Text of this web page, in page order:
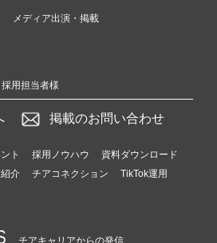
メディア出演・掲載
用担当者様
掲載のお問い合わせ
ト 採用ノウハウ
資料ダウンロード
介 チアコネクション
TikTok運用
チアキャリアからの発信